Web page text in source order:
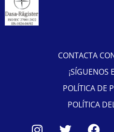
CONTACTA
¡SÍGUENOS
POLÍTICA DE
POLÍTICA